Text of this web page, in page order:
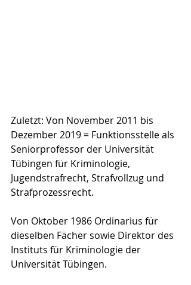
Zuletzt: Von November 2011 bis
Dezember 2019 = Funktionsstelle als
Seniorprofessor der Universität
Tübingen für Kriminologie,
Jugendstrafrecht, Strafvollzug und
Strafprozessrecht.
Von Oktober 1986 Ordinarius für
dieselben Fächer sowie Direktor des
Instituts für Kriminologie der
Universität Tübingen.